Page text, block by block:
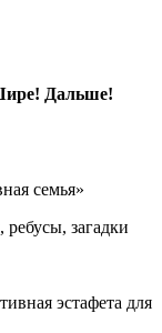
Дальше!
семья»
загадки
эстафета для